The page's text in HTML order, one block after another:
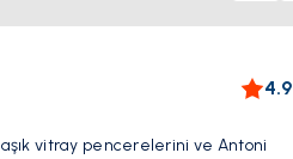
4.9
vitray pencerelerini ve Antoni